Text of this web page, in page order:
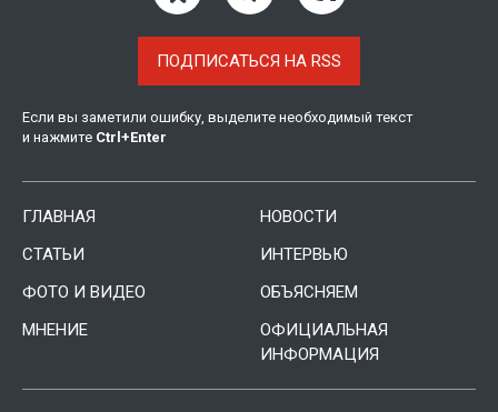
ПОДПИСАТЬСЯ НА RSS
Если вы заметили ошибку, выделите необходимый текст
и нажмите Ctrl +Enter
ГЛАВНАЯ
НОВОСТИ
СТАТЬИ
ИНТЕРВЬЮ
ФОТО И ВИДЕО
ОБЪЯСНЯЕМ
МНЕНИЕ
ОФИЦИАЛЬНАЯ
ИНФОРМАЦИЯ